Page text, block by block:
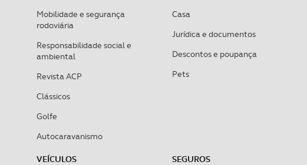
Mobilidade e segurança
rodoviária
Responsabilidade social e
ambiental
Revista ACP
Clássicos
Golfe
Autocaravanismo
Casa
Jurídica e documentos
Descontos e poupança
Pets
VEÍCULOS SEGUROS